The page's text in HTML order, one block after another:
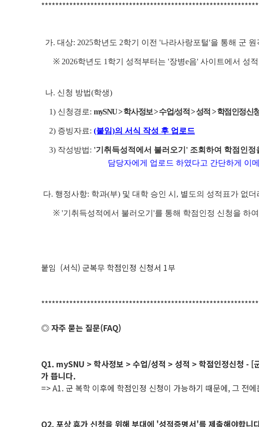
가. 대상: 2025학년도 2학기 이전 '나라사랑포털'을 통해 군
※ 2026학년도 1학기 성적부터는 '장병e음' 사이트에서 성
나. 신청 방법(학생)
1) 신청경로: mySNU > 학사정보 > 수업/성적 > 성적 > 학점인정신
2) 증빙자료: (붙임)의 서식 작성 후 업로드
3) 작성방법: '기취득성적에서 불러오기' 조회하여 학점인
담당자에게 업로드 하였다고 간단하게 이메
다. 행정사항: 학과(부) 및 대학 승인 시, 별도의 성적표가 없
※ '기취득성적에서 불러오기'를 통해 학점인정 신청을 하
붙임 (서식) 군복무 학점인정 신청서 1부
◎ 자주 묻는 질문(FAQ)
Q1. mySNU > 학사정보 > 수업/성적 > 성적 > 학점인정신청 - [
가 뜹니다.
=> A1. 군 복학 이후에 학점인정 신청이 가능하기 때문에, 그 전
Q2. 포상 휴가 신청을 위해 부대에 '성적증명서'를 제출해야합